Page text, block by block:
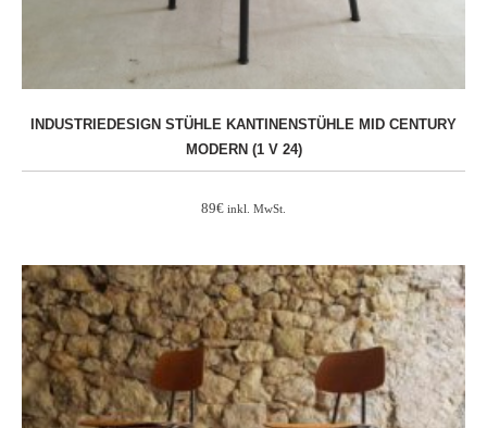
INDUSTRIEDESIGN STÜHLE KANTINENSTÜHLE MID CENTURY
MODERN (1 V 24)
89€ inkl. MwSt.